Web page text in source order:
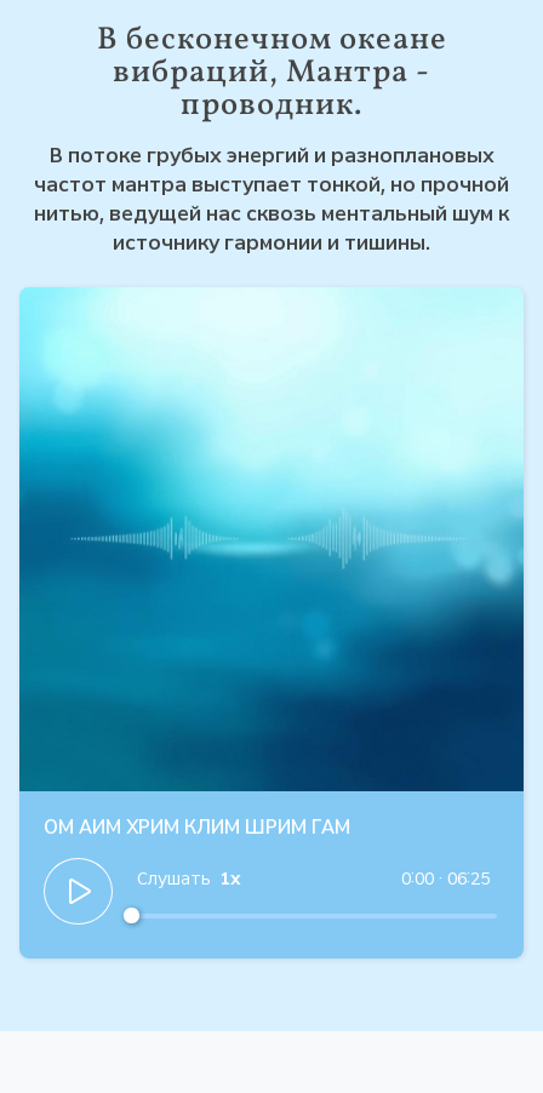
В бесконечном океане
вибраций, Мантра -
проводник.
В потоке грубых энергий и разноплановых
частот мантра выступает тонкой, но прочной
нитью, ведущей нас сквозь ментальный шум к
источнику гармонии и тишины.
ОМ АИМ ХРИМ КЛИМ ШРИМ ГАМ
Слушать 1x 0:00 · 06:25